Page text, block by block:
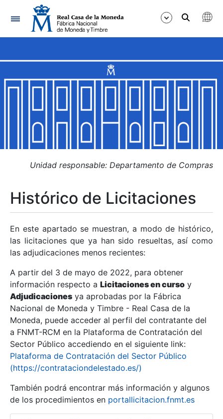
Navegación
Mostrar/Ocultar
Mostrar/Ocultar
Mostrar/Ocultar
Mostrar/Ocultar
Mostrar/Ocultar
Mostrar/Ocultar
Unidad responsable: Departamento de Compras
Histórico de Licitaciones
En este apartado se muestran, a modo de histórico,
las licitaciones que ya han sido resueltas, así como
las adjudicaciones menos recientes:
A partir del 3 de mayo de 2022, para obtener
información respecto a Licitaciones en curso y
Adjudicaciones ya aprobadas por la Fábrica
Nacional de Moneda y Timbre - Real Casa de la
Moneda, puede acceder al perfil del contratante del
a FNMT-RCM en la Plataforma de Contratación del
Sector Público accediendo en el siguiente link:
Plataforma de Contratación del Sector Público
(https://contrataciondelestado.es/)
También podrá encontrar más información y algunos
de los procedimientos en portallicitacion.fnmt.es